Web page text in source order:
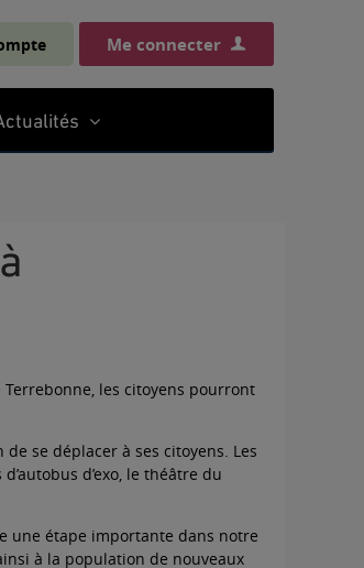
Me connecter
les citoyens pourront
se déplacer à ses citoyens. Les
d’exo, le théâtre du
une étape importante dans notre
à la population de nouveaux